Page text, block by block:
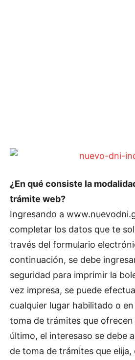
¿En qué consiste la
trámite web?
Ingresando a
completar los datos que te
través del formulario
continuación, se debe
seguridad para imprimir la
vez impresa, se puede
cualquier lugar habilitado o
toma de trámites que
último, el interesaso se debe
de toma de trámites que elija,